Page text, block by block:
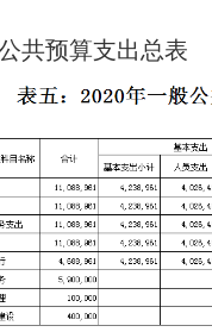
共预算支出总表